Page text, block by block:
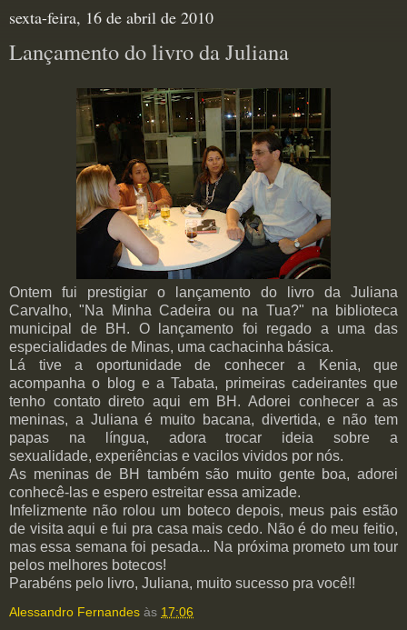
sexta-feira, 16 de abril de 2010
Lançamento do livro da Juliana
Ontem fui prestigiar o lançamento do livro da Juliana
Carvalho, "Na Minha Cadeira ou na Tua?" na biblioteca
municipal de BH. O lançamento foi regado a uma das
especialidades de Minas, uma cachacinha básica.
Lá tive a oportunidade de conhecer a Kenia, que
acompanha o blog e a Tabata, primeiras cadeirantes que
tenho contato direto aqui em BH. Adorei conhecer a as
meninas, a Juliana é muito bacana, divertida, e não tem
papas na língua, adora trocar ideia sobre a
sexualidade, experiências e vacilos vividos por nós.
As meninas de BH também são muito gente boa, adorei
conhecê-las e espero estreitar essa amizade.
Infelizmente não rolou um boteco depois, meus pais estão
de visita aqui e fui pra casa mais cedo. Não é do meu feitio,
mas essa semana foi pesada... Na próxima prometo um tour
pelos melhores botecos!
Parabéns pelo livro, Juliana, muito sucesso pra você!!
Alessandro Fernandes às 17:06